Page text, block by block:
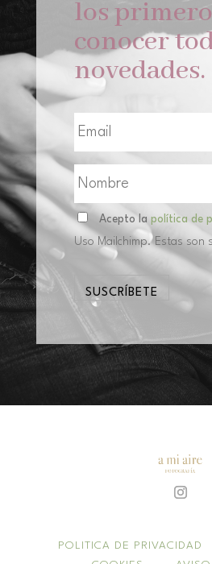
los
conocer
novedades.
Acepto la política de
Uso Mailchimp. Estas son
POLITICA DE PRIVACIDAD